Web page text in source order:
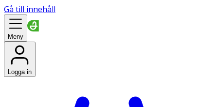
Gå till innehåll
Meny
Logga in